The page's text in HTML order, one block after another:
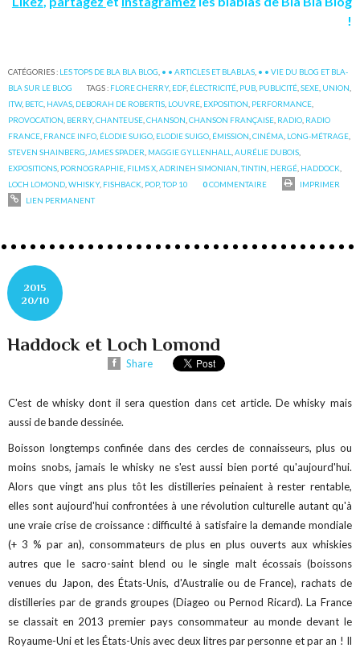
!
CATÉGORIES : LES TOPS DE BLA BLA BLOG • • ARTICLES ET BLABLAS • • VIE DU BLOG ET BLA-
BLA SUR LE BLOG
TAGS : FLORE CHERRY, EDF, ÉLECTRICITÉ PUB PUBLICITÉ ,SEXE UNION
ITW, BETC HAVAS DEBORAH DE ROBERTIS LOUVRE EXPOSITION PERFORMANCE
PROVOCATION BERRY,CHANTEUSE ,CHANSON ,CHANSON FRANÇAISE RADIO RADIO
FRANCE FRANCE INFO ÉLODIE SUIGO ELODIE SUIGO ÉMISSION ,CINÉMA LONG-MÉTRAGE
STEVEN SHAINBERG JAMES SPADER MAGGIE GYLLENHALL ,AURÉLIE DUBOIS
EXPOSITIONS PORNOGRAPHIE FILMS X ,ADRINEH SIMONIAN ,TINTIN HERGÉ HADDOCK
LOCH LOMOND ,WHISKY, FISHBACK POP,TOP 10 0COMMENTAIRE
IMPRIMER
LIEN PERMANENT
2015
20/10
Haddock et Loch Lomond
Share
C'est de whisky dont il sera question dans cet article. De whisky mais
aussi de bande dessinée.
Boisson longtemps confinée dans des cercles de connaisseurs, plus ou
moins snobs, jamais le whisky ne s'est aussi bien porté qu'aujourd'hui.
Alors que vingt ans plus tôt les distilleries peinaient à rester rentable,
elles sont aujourd'hui confrontées à une révolution culturelle autant qu'à
une vraie crise de croissance : difficulté à satisfaire la demande mondiale
(+ 3 % par an), consommateurs de plus en plus ouverts aux whiskies
autres que le sacro-saint blend ou le single malt écossais (boissons
venues du Japon, des États-Unis, d'Australie ou de France), rachats de
distilleries par de grands groupes (Diageo ou Pernod Ricard). La France
se classait en 2013 premier pays consommateur au monde devant le
Royaume-Uni et les États-Unis avec deux litres par personne et par an ! Il